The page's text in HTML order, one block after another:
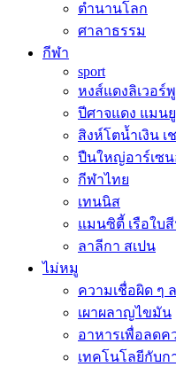
ตำนานโลก
ศาลาธรรม
กีฬา
sport
หงส์แดงลิเวอร์
ปีศาจแดง แมนยู
สิงห์โตน้ำเงิน เ
ปืนใหญ่อาร์เซ
กีฬาไทย
เทนนิส
แมนซิตี้ เรือใบ
ลาลีกา สเปน
ไม่หมู
ความเชื่อผิด ๆ
เผาผลาญไขมัน
อาหารเพื่อลดค
เทคโนโลยีกับ